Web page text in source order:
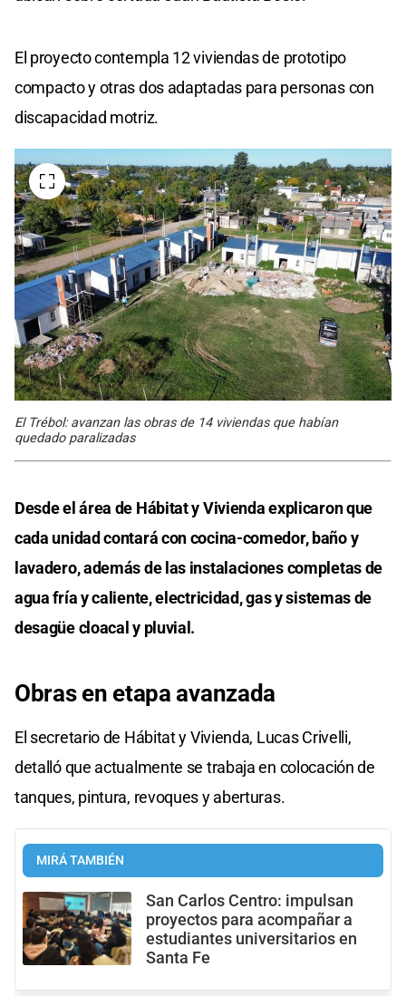
El proyecto contempla 12 viviendas de prototipo
compacto y otras dos adaptadas para personas con
discapacidad motriz.
El Trébol: avanzan las obras de 14 viviendas que habían
quedado paralizadas
Desde el área de Hábitat y Vivienda explicaron que
cada unidad contará con cocina-comedor, baño y
lavadero, además de las instalaciones completas de
agua fría y caliente, electricidad, gas y sistemas de
desagüe cloacal y pluvial.
Obras en etapa avanzada
El secretario de Hábitat y Vivienda, Lucas Crivelli,
detalló que actualmente se trabaja en colocación de
tanques, pintura, revoques y aberturas.
MIRÁ TAMBIÉN
San Carlos Centro: impulsan
proyectos para acompañar a
estudiantes universitarios en
Santa Fe